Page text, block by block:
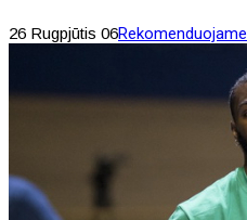
26 Rugpjūtis 06Rekomenduojame